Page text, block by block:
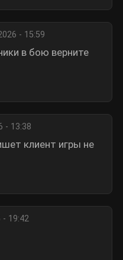
- 15:59
в бою верните
- 13:38
клиент игры не
- 19:42